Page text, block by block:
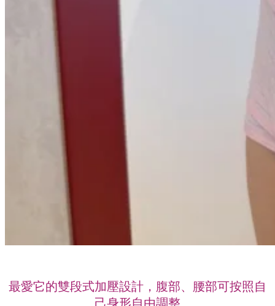
最愛它的雙段式加壓設計，腹部、腰部可按照自
己身形自由調整